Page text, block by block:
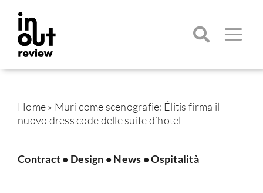
contenuto
Toggle
per:
Home» Muri come scenografie: Élitis firma il
nuovo dress code delle suite d’hotel
Contract• Design • News •Ospitalità